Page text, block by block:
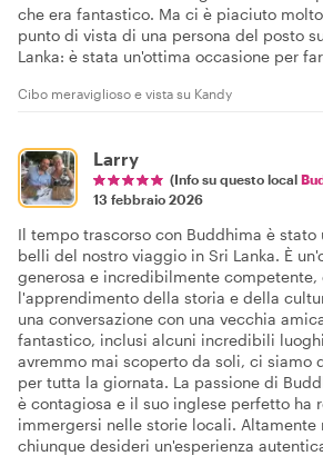
che era fantastico. Ma ci è piaciuto
punto di vista di una persona del posto
Lanka: è stata un'ottima occasione per
Cibo meraviglioso e vista su Kandy
Larry
(Info su questo local
13 febbraio 2026
Il tempo trascorso con Buddhima è
belli del nostro viaggio in Sri Lanka. È
generosa e incredibilmente competente,
l'apprendimento della storia e della
una conversazione con una vecchia
fantastico, inclusi alcuni incredibili
avremmo mai scoperto da soli, ci siamo
per tutta la giornata. La passione di
è contagiosa e il suo inglese perfetto ha
immergersi nelle storie locali. Altamente
chiunque desideri un'esperienza